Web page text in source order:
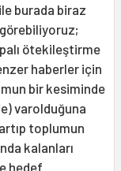
burada biraz
ötekileştirme
haberler için
bir kesiminde
varolduğuna
toplumun
kalanları
hedef